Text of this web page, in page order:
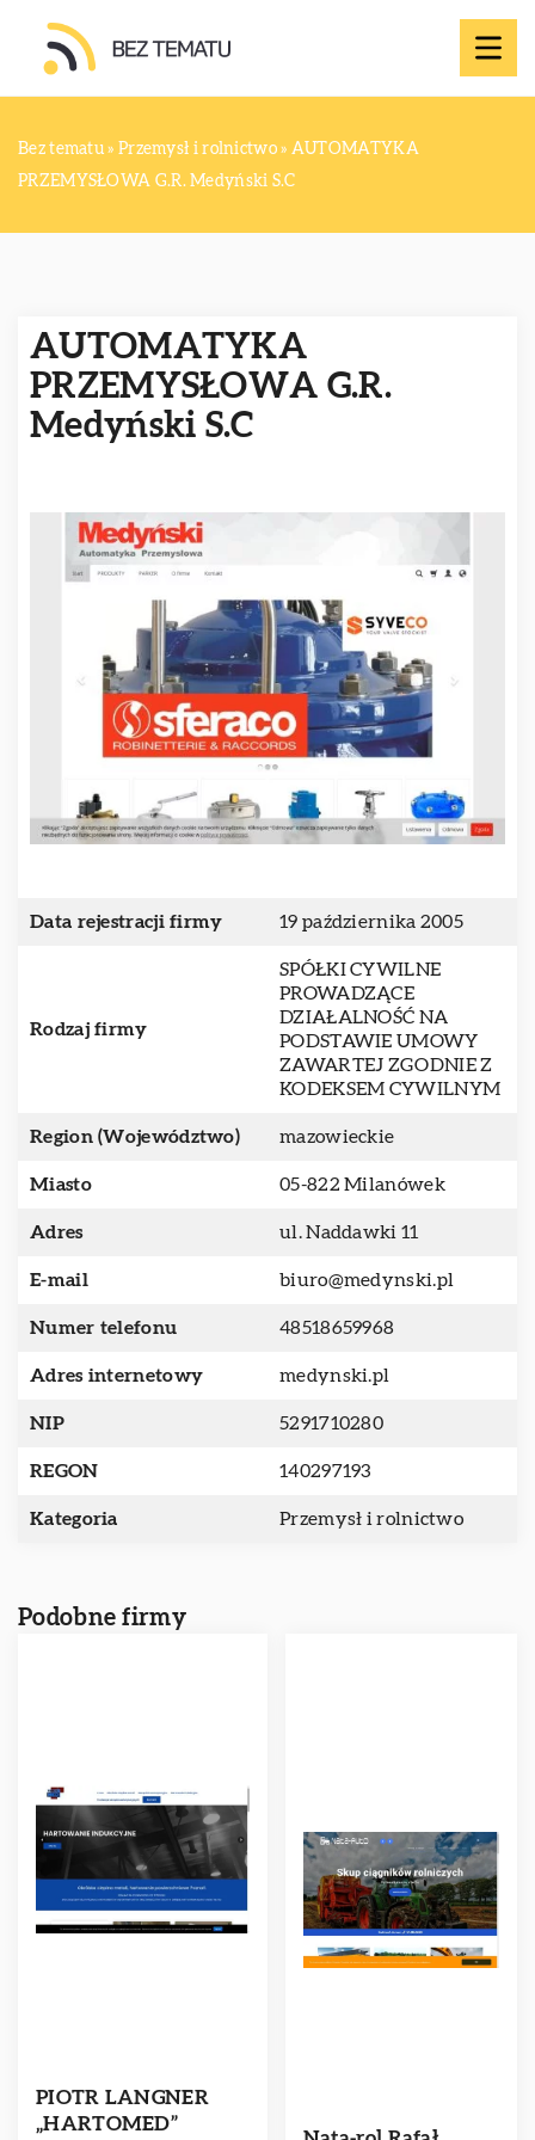
Bez tematu » Przemysł i rolnictwo» AUTOMATYKA
PRZEMYSŁOWA G.R. Medyński S.C
AUTOMATYKA
PRZEMYSŁOWA G.R.
Medyński S.C
Data rejestracji firmy 19 października 2005
Rodzaj firmy
SPÓŁKI CYWILNE
PROWADZĄCE
DZIAŁALNOŚĆ NA
PODSTAWIE UMOWY
ZAWARTEJ ZGODNIE Z
KODEKSEM CYWILNYM
Region (Województwo) mazowieckie
Miasto 05-822 Milanówek
Adres ul. Naddawki 11
E-mail biuro@medynski.pl
Numer telefonu 48518659968
Adres internetowy medynski.pl
NIP 5291710280
REGON 140297193
Kategoria Przemysł i rolnictwo
Podobne firmy
PIOTR LANGNER
„HARTOMED”